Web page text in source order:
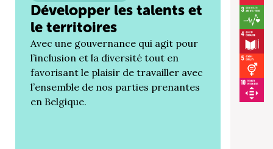
Développer les talents et
le territoires
Avec une gouvernance qui agit pour
l’inclusion et la diversité tout en
favorisant le plaisir de travailler avec
l’ensemble de nos parties prenantes
en Belgique.